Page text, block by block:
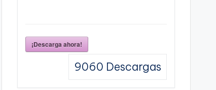
¡Descarga ahora!
9060 Descargas